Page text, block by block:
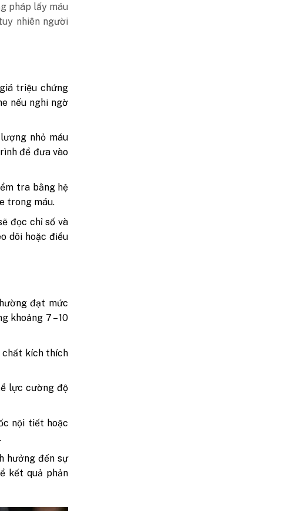
pháp lấy máu
nhiên người
triệu chứng
nếu nghi ngờ
nhỏ máu
để đưa vào
tra bằng hệ
trong máu.
đọc chỉ số và
dõi hoặc điều
đạt mức
khoảng 7 – 10
kích thích
lực cường độ
nội tiết hoặc
hưởng đến sự
kết quả phản